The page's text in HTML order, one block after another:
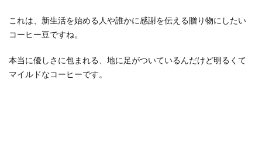
これは、新生活を始める人や誰かに感謝を伝える贈り物にしたい
コーヒー豆ですね。
本当に優しさに包まれる、地に足がついているんだけど明るくて
マイルドなコーヒーです。